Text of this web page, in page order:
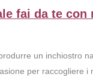
fai da te con
un inchiostro
per raccogliere